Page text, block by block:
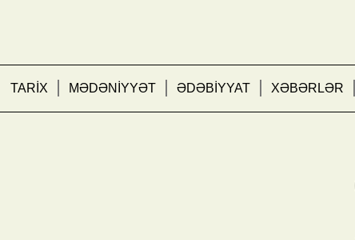
TARİX MƏDƏNİYYƏT ƏDƏBİYYAT XƏBƏRLƏR